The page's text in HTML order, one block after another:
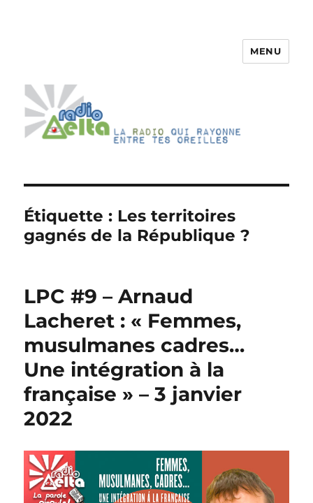
MENU
Étiquette : Les territoires
gagnés de la République ?
LPC #9 – Arnaud
Lacheret : « Femmes,
musulmanes cadres…
Une intégration à la
française » – 3 janvier
2022